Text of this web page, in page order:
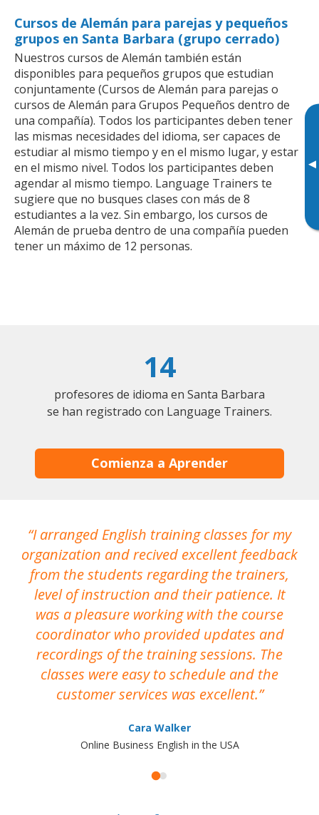
▸
Cursos de Alemán para parejas y pequeños
grupos en Santa Barbara (grupo cerrado)
Nuestros cursos de Alemán también están
disponibles para pequeños grupos que estudian
conjuntamente (Cursos de Alemán para parejas o
cursos de Alemán para Grupos Pequeños dentro de
una compañía). Todos los participantes deben tener
las mismas necesidades del idioma, ser capaces de
estudiar al mismo tiempo y en el mismo lugar, y estar
en el mismo nivel. Todos los participantes deben
agendar al mismo tiempo. Language Trainers te
sugiere que no busques clases con más de 8
estudiantes a la vez. Sin embargo, los cursos de
Alemán de prueba dentro de una compañía pueden
tener un máximo de 12 personas.
14
profesores de idioma en Santa Barbara
se han registrado con Language Trainers.
Comienza a Aprender
I arranged English training classes for my
organization and recived excellent feedback
from the students regarding the trainers,
level of instruction and their patience. It
was a pleasure working with the course
coordinator who provided updates and
recordings of the training sessions. The
classes were easy to schedule and the
customer services was excellent.
Cara Walker
Online Business English in the USA